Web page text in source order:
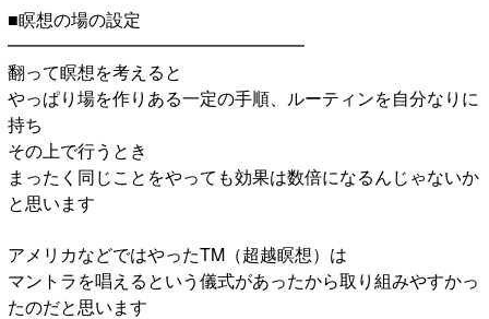
■瞑想の場の設定
━━━━━━━━━━━━━━━━━
翻って瞑想を考えると
やっぱり場を作りある一定の手順、ルーティンを自分なりに
持ち
その上で行うとき
まったく同じことをやっても効果は数倍になるんじゃないか
と思います
アメリカなどではやったTM（超越瞑想）は
マントラを唱えるという儀式があったから取り組みやすかっ
たのだと思います